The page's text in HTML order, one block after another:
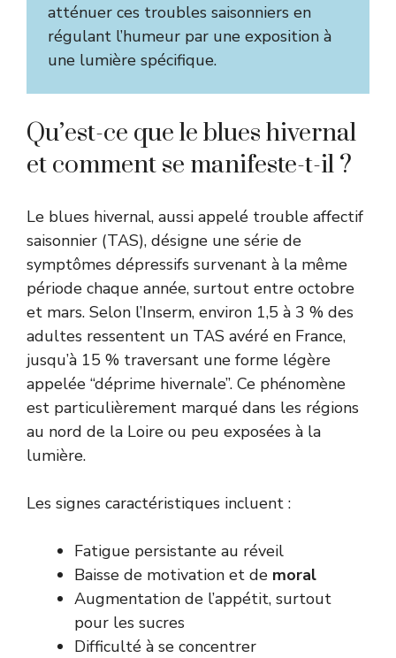
atténuer ces troubles saisonniers en
régulant l’humeur par une exposition à
une lumière spécifique.
Qu’est-ce que le blues hivernal
et comment se manifeste-t-il ?
Le blues hivernal, aussi appelé trouble affectif
saisonnier (TAS), désigne une série de
symptômes dépressifs survenant à la même
période chaque année, surtout entre octobre
et mars. Selon l’Inserm, environ 1,5 à 3 % des
adultes ressentent un TAS avéré en France,
jusqu’à 15 % traversant une forme légère
appelée “déprime hivernale”. Ce phénomène
est particulièrement marqué dans les régions
au nord de la Loire ou peu exposées à la
lumière.
Les signes caractéristiques incluent :
Fatigue persistante au réveil
Baisse de motivation et de moral
Augmentation de l’appétit, surtout
pour les sucres
Difficulté à se concentrer